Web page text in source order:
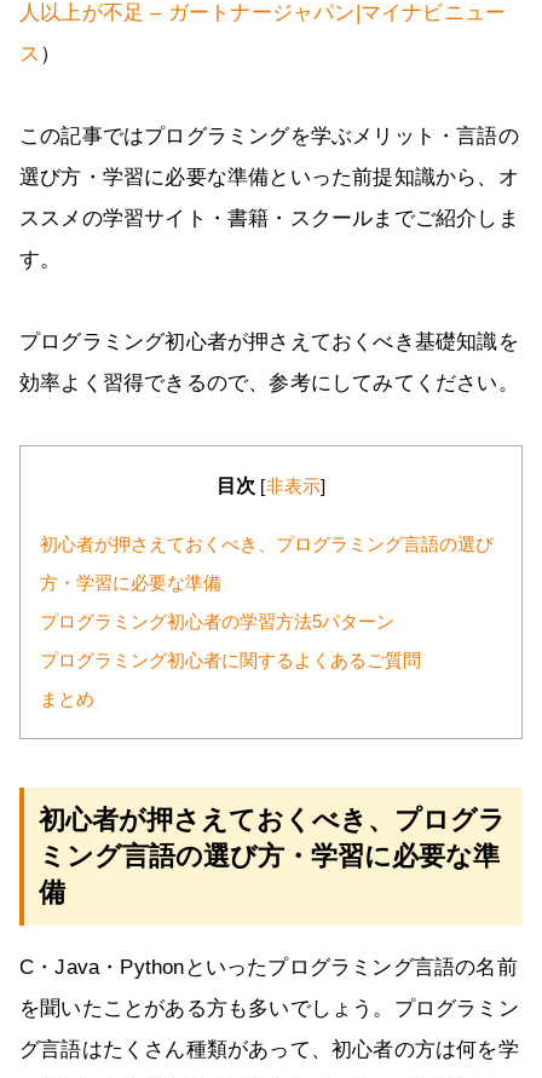
人以上が不足 – ガートナージャパン|マイナビニュー
ス ）
この記事ではプログラミングを学ぶメリット・言語の
選び方・学習に必要な準備といった前提知識から、オ
ススメの学習サイト・書籍・スクールまでご紹介しま
す。
プログラミング初心者が押さえておくべき基礎知識を
効率よく習得できるので、参考にしてみてください。
目次 [非表示]
初心者が押さえておくべき、プログラミング言語の選び
方・学習に必要な準備
プログラミング初心者の学習方法5パターン
プログラミング初心者に関するよくあるご質問
まとめ
初心者が押さえておくべき、プログラ
ミング言語の選び方・学習に必要な準
備
C・Java・Pythonといったプログラミング言語の名前
を聞いたことがある方も多いでしょう。プログラミン
グ言語はたくさん種類があって、初心者の方は何を学